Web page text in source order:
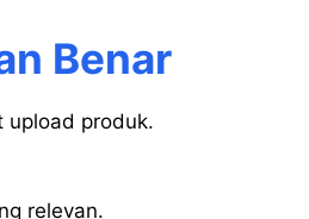
Benar
upload produk.
relevan.